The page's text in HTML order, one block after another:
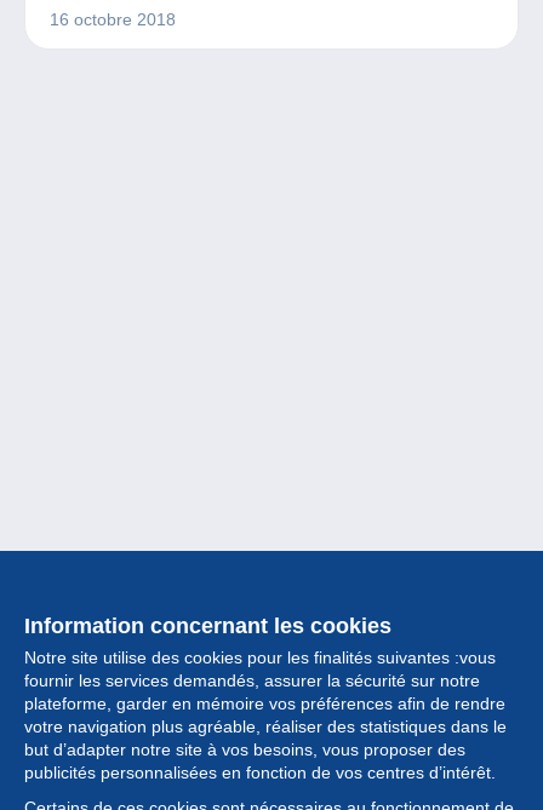
16 octobre 2018
Information concernant les cookies
Notre site utilise des cookies pour les finalités suivantes :vous
fournir les services demandés, assurer la sécurité sur notre
plateforme, garder en mémoire vos préférences afin de rendre
votre navigation plus agréable, réaliser des statistiques dans le
but d’adapter notre site à vos besoins, vous proposer des
publicités personnalisées en fonction de vos centres d’intérêt.
Collection